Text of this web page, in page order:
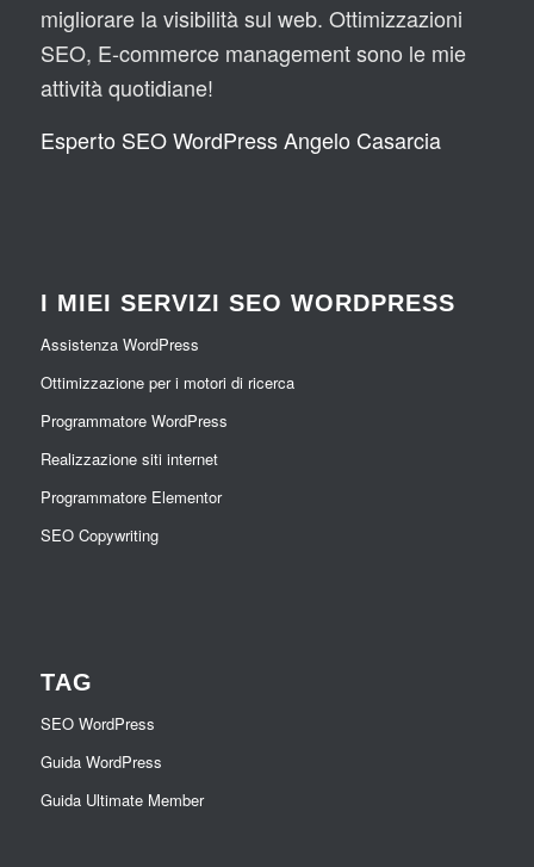
migliorare la visibilità sul web. Ottimizzazioni
SEO, E-commerce management sono le mie
attività quotidiane!
Esperto SEO WordPress Angelo Casarcia
I MIEI SERVIZI SEO WORDPRESS
Assistenza WordPress
Ottimizzazione per i motori di ricerca
Programmatore WordPress
Realizzazione siti internet
Programmatore Elementor
SEO Copywriting
TAG
SEO WordPress
Guida WordPress
Guida Ultimate Member